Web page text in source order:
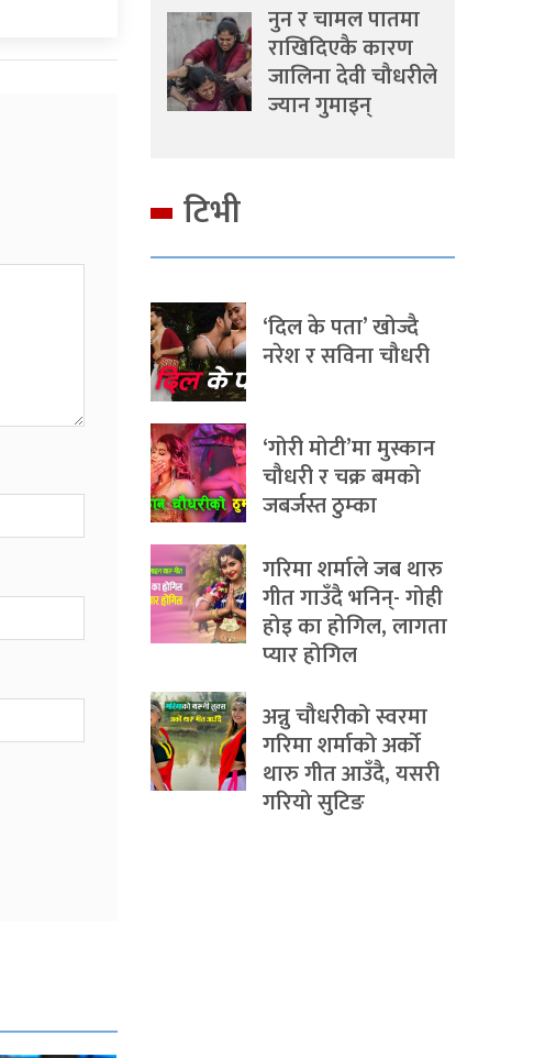
नुन र चामल पातमा
राखिदिएकै कारण
जालिना देवी चौधरीले
ज्यान गुमाइन्
टिभी
‘दिल के पता’ खोज्दै
नरेश र सविना चौधरी
‘गोरी मोटी’मा मुस्कान
चौधरी र चक्र बमको
जबर्जस्त ठुम्का
गरिमा शर्माले जब थारु
गीत गाउँदै भनिन्- गोही
होइ का होगिल, लागता
प्यार होगिल
अन्नु चौधरीको स्वरमा
गरिमा शर्माको अर्को
थारु गीत आउँदै, यसरी
गरियो सुटिङ